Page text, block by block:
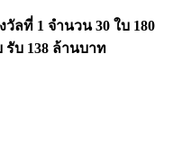
ลที่ 1 จำนวน 30 ใบ 180
รับ 138 ล้านบาท